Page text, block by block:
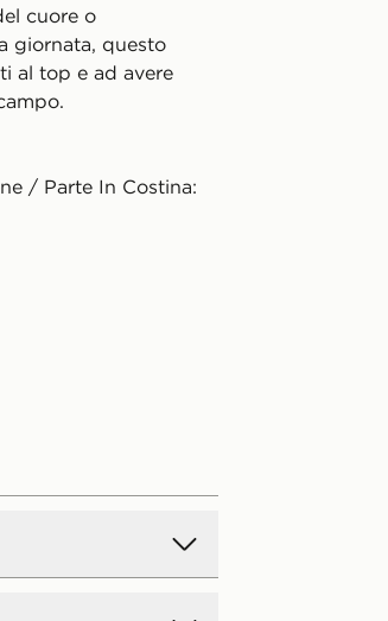
cuore o
giornata, questo
al top e ad avere
/ Parte In Costina: